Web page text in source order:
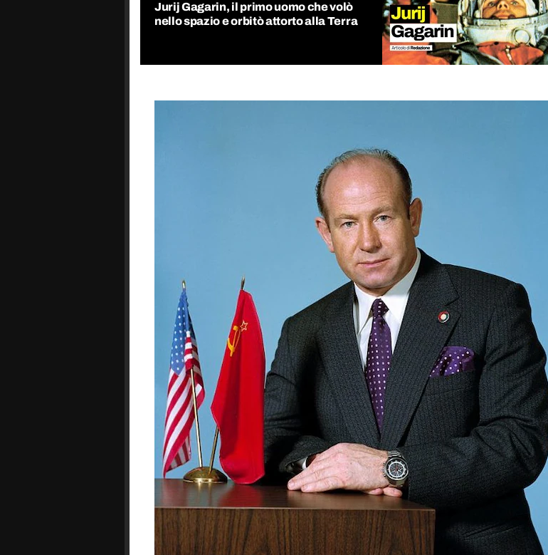
Jurij Gagarin, il primo uomo che volò
nello spazio e orbitò attorto alla Terra